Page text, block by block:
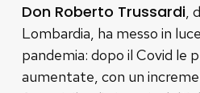
Don Roberto Trussardi,
Lombardia, ha messo in
pandemia: dopo il Covid le
aumentate, con un